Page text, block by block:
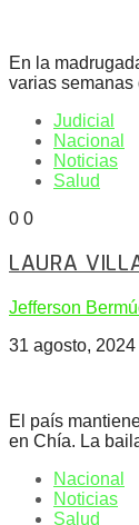
En la
varias
Judicial
Nacional
Noticias
Salud
0 0
LAURA
Jefferson
31 agosto, 2024
El país
en Chía. La
Nacional
Noticias
Salud